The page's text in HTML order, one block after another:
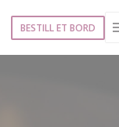
BESTILL ET BORD